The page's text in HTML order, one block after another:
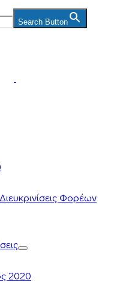
Search Button
Φορέων
2020